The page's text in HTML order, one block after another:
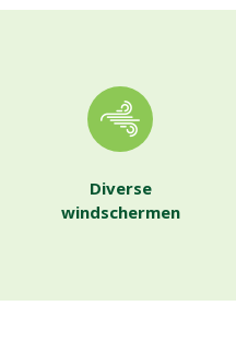
Diverse
windschermen